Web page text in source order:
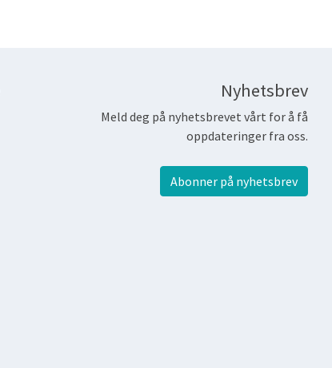
Nyhetsbrev
Meld deg på nyhetsbrevet vårt for å få
oppdateringer fra oss.
Abonner på nyhetsbrev